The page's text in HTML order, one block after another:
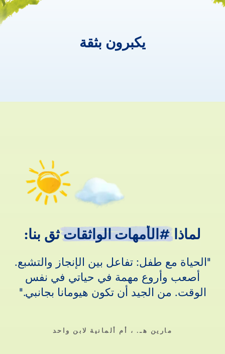
يكبرون بثقة
لماذا #الأمهات الواثقات ثق بنا:
الحياة مع طفل: تفاعل بين الإنجاز والتشبع.
أصعب وأروع مهمة في حياتي في نفس
الوقت. من الجيد أن تكون هيومانا بجانبي.
مارين هـ. ، أم ألمانية لابن واحد